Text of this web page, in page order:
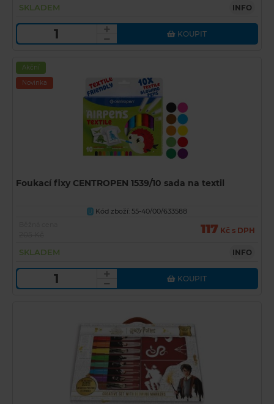
SKLADEM INFO
KOUPIT
Akční
Novinka
Foukací fixy CENTROPEN 1539/10 sada na textil
U
Kód zboží: 55-40/00/633588
117 Kč s DPH
SKLADEM INFO
KOUPIT